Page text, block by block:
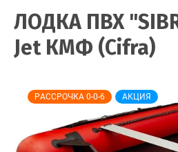
ЛОДКА ПВХ
Jet КМФ (Cifra)
РАССРОЧКА 0-0-6 АКЦИЯ